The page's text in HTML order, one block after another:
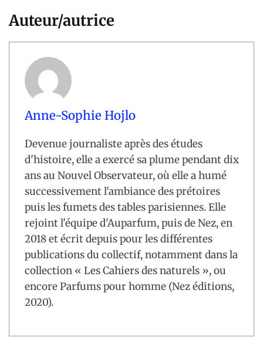
Auteur/autrice
Anne-Sophie Hojlo
Devenue journaliste après des études
d'histoire, elle a exercé sa plume pendant dix
ans au Nouvel Observateur, où elle a humé
successivement l'ambiance des prétoires
puis les fumets des tables parisiennes. Elle
rejoint l'équipe d'Auparfum, puis de Nez, en
2018 et écrit depuis pour les différentes
publications du collectif, notamment dans la
collection « Les Cahiers des naturels », ou
encore Parfums pour homme (Nez éditions,
2020).